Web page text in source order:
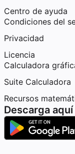
Centro de ayuda
Condiciones del
Privacidad
Licencia
Calculadora
Suite Calculadora
Recursos
Descarga